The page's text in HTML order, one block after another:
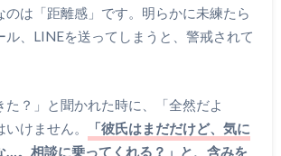
のは「距離感」です。明らかに未練たら
ル、LINEを送ってしまうと、警戒されて
た？」と聞かれた時に、「全然だよ
けません。
「彼氏はまだだけど、気に
…。相談に乗ってくれる？」と、含みを